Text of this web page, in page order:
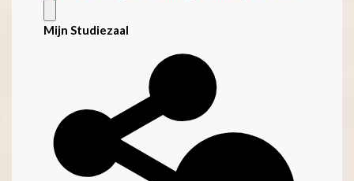
Mijn Studiezaal